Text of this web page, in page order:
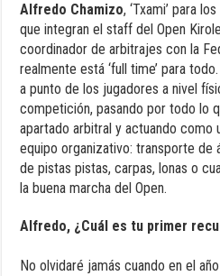
Alfredo Chamizo, ‘Txami’ para
que integran el staff del Open
coordinador de arbitrajes con la
realmente está ‘full time’ para
a punto de los jugadores a nivel
competición, pasando por todo lo
apartado arbitral y actuando como
equipo organizativo: transporte de
de pistas pistas, carpas, lonas o
la buena marcha del Open.
Alfredo, ¿Cuál es tu primer
No olvidaré jamás cuando en el